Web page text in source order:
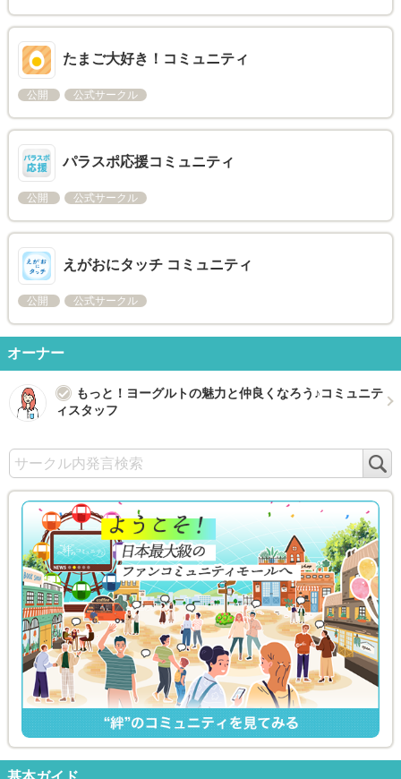
たまご大好き！コミュニティ
公開 公式サークル
パラスポ応援コミュニティ
公開 公式サークル
えがおにタッチ コミュニティ
公開 公式サークル
オーナー
もっと！ヨーグルトの魅力と仲良くなろう♪コミュニテ
ィスタッフ